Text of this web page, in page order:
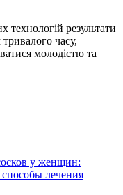
технологій результати
часу,
молодістю та
у женщин:
лечения